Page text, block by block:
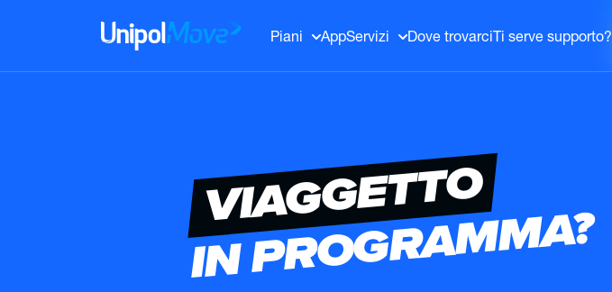
UnipolMove Piani AppServizi Dove trovarci Ti serve supporto?
VIAGGETTO
IN PROGRAMMA?